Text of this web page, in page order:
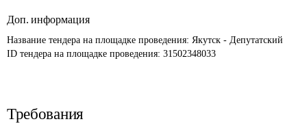
Доп. информация
Название тендера на площадке проведения: Якутск - Депутатский
ID тендера на площадке проведения: 31502348033
Требования